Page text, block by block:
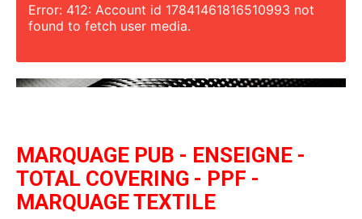
Error: 412: Account id 17841461816510993 not
found to fetch user media.
MARQUAGE PUB - ENSEIGNE -
TOTAL COVERING - PPF -
MARQUAGE TEXTILE